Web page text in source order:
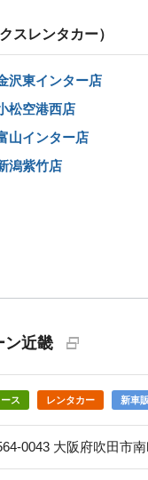
スレンタカー）
沢東インター店
松空港西店
山インター店
潟紫竹店
ン近畿
ース レンタカー 新車
0043 大阪府吹田市